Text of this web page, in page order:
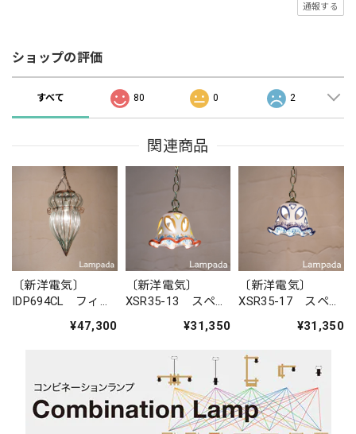
通報する
ショップの評価
すべて 80 0 2
関連商品
〔新洋電気〕
IDP694CL フィリ
ダントライト¥47,300
〔新洋電気〕
XSR35-13 スペイ
¥31,350
〔新洋電気〕
XSR35-17 スペイ
¥31,350